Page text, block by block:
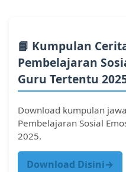
📘 Kumpulan
Pembelajaran
Guru Tertentu
Download kumpulan
Pembelajaran Sosial
2025.
Download Disini→